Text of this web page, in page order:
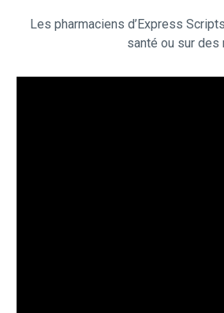
Les pharmaciens d’Express
santé ou sur des